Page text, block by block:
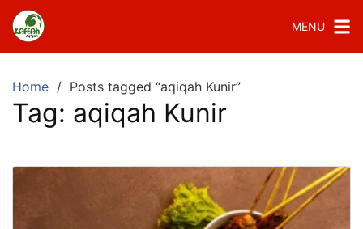
MENU
Home Posts tagged “aqiqah Kunir”
Tag: aqiqah Kunir